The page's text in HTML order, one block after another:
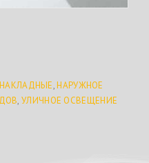
НАКЛАДНЫЕ,НАРУЖНОЕ
,УЛИЧНОЕ ОСВЕЩЕНИЕ